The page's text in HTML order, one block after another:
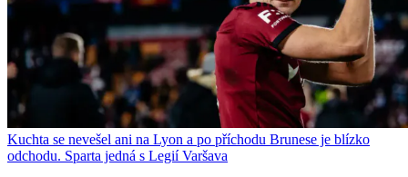
Kuchta se nevešel ani na Lyon a po příchodu Brunese je blízko
odchodu. Sparta jedná s Legií Varšava